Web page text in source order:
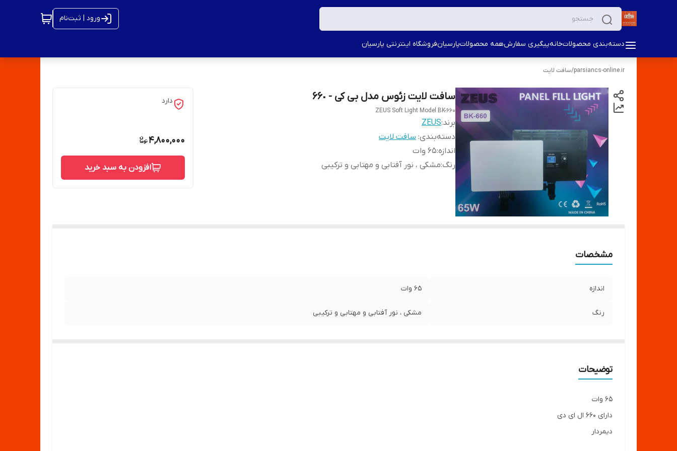
ورود | ثبت‌نام
دسته‌بندی محصولاتخانهپیگیری سفارشهمه محصولاتپارسیانفروشگاه اینترنتی پارسیان
parsiancs-online.ir
/سافت لایت
سافت لایت زئوس مدل بی کی - ۶۶٠
ZEUS Soft Light Model BK-660
برند:ZEUS
دسته‌بندی: سافت لایت
اندازه:65 وات
رنگ:مشکی ، نور آفتابی و مهتابی و ترکیبی
دارد
4,800,000
افزودن به سبد خرید
مشخصات
اندازه 65 وات
رنگ مشکی ، نور آفتابی و مهتابی و ترکیبی
توضیحات
65 وات
دارای 660 ال ای دی
دیمردار